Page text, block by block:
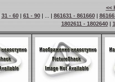
<<
31 - 60| 61 - 90| ... | 861631 - 861660|
1802611 - 1802640|